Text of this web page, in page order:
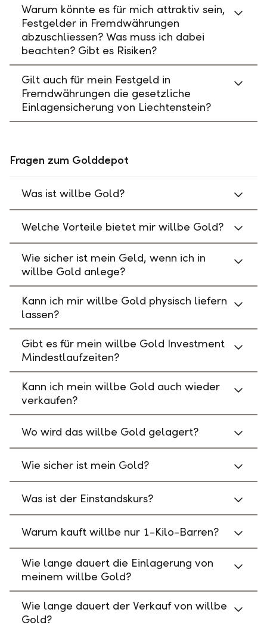
Warum könnte es für mich attraktiv sein,
Festgelder in Fremdwährungen
abzuschliessen? Was muss ich dabei
beachten? Gibt es Risiken?
Gilt auch für mein Festgeld in
Fremdwährungen die gesetzliche
Einlagensicherung von Liechtenstein?
Fragen zum Golddepot
Was ist willbe Gold?
Welche Vorteile bietet mir willbe Gold?
Wie sicher ist mein Geld, wenn ich in
willbe Gold anlege?
Kann ich mir willbe Gold physisch liefern
lassen?
Gibt es für mein willbe Gold Investment
Mindestlaufzeiten?
Kann ich mein willbe Gold auch wieder
verkaufen?
Wo wird das willbe Gold gelagert?
Wie sicher ist mein Gold?
Was ist der Einstandskurs?
Warum kauft willbe nur 1-Kilo-Barren?
Wie lange dauert die Einlagerung von
meinem willbe Gold?
Wie lange dauert der Verkauf von willbe
Gold?